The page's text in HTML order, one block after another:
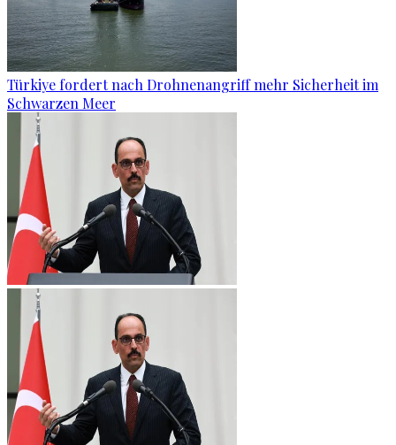
Türkiye fordert nach Drohnenangriff mehr Sicherheit im
Schwarzen Meer